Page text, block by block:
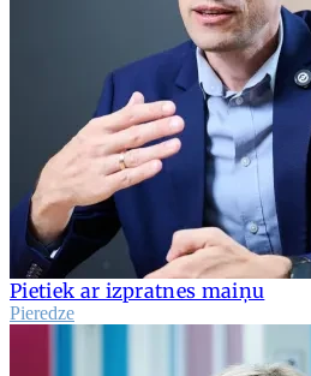
Pietiek ar izpratnes maiņu
Pieredze